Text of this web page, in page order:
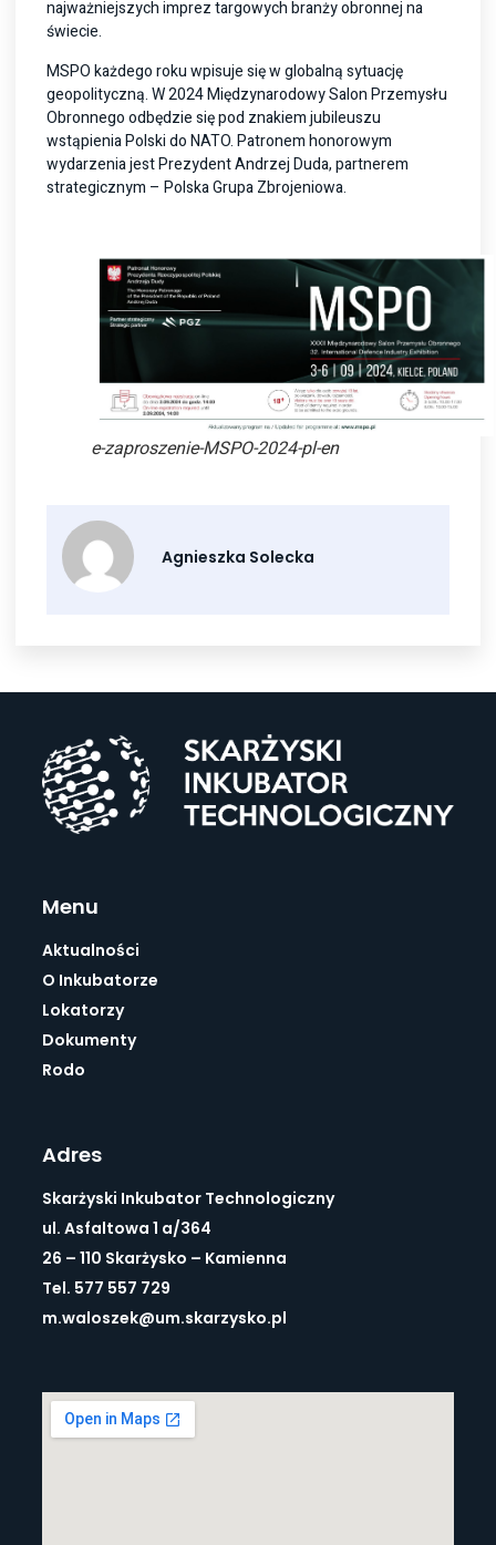
najważniejszych imprez targowych branży obronnej na
świecie.
MSPO każdego roku wpisuje się w globalną sytuację
geopolityczną. W 2024 Międzynarodowy Salon Przemysłu
Obronnego odbędzie się pod znakiem jubileuszu
wstąpienia Polski do NATO. Patronem honorowym
wydarzenia jest Prezydent Andrzej Duda, partnerem
strategicznym – Polska Grupa Zbrojeniowa.
e-zaproszenie-MSPO-2024-pl-en
Agnieszka Solecka
Menu
Aktualności
O Inkubatorze
Lokatorzy
Dokumenty
Rodo
Adres
Skarżyski Inkubator Technologiczny
ul. Asfaltowa 1 a/364
26 – 110 Skarżysko – Kamienna
Tel. 577 557 729
m.waloszek@um.skarzysko.pl